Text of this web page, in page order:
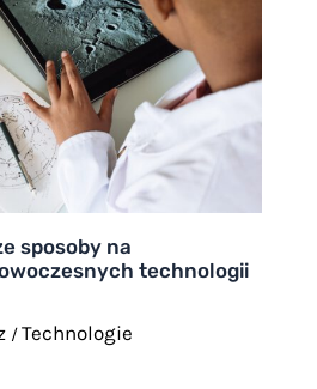
sposoby na
technologii
/Technologie